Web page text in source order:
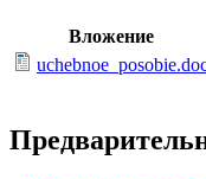
Вложение